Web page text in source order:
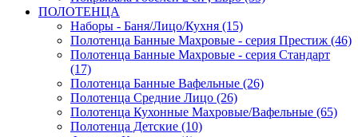
ПОЛОТЕНЦА
Наборы - Баня/Лицо/Кухня (15)
Полотенца Банные Махровые - серия Престиж (46)
Полотенца Банные Махровые - серия Стандарт
(17)
Полотенца Банные Вафельные (26)
Полотенца Средние Лицо (26)
Полотенца Кухонные Махровые/Вафельные (65)
Полотенца Детские (10)